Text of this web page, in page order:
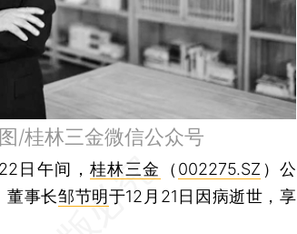
/桂林三金微信公众号
日午间，桂林三金 （ 002275.SZ ）公
董事长邹节明于12月21日因病逝世，享